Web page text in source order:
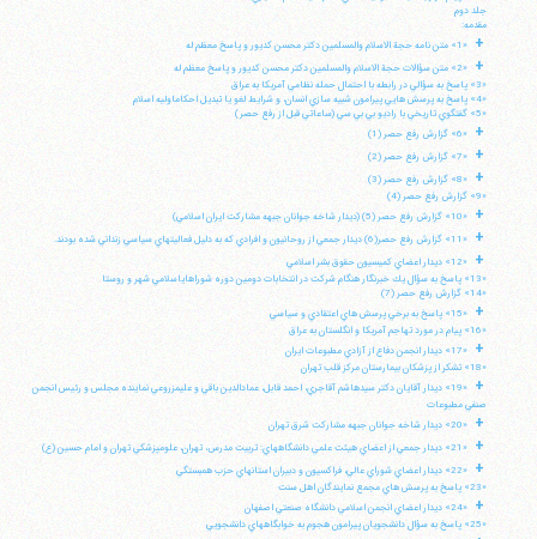
جلد دوم
مقدمه:
+ «1» متن نامه حجة الاسلام والمسلمين دكتر محسن كديور و پاسخ معظم له
+
«2» متن سؤالات حجة الاسلام والمسلمين دكتر محسن كديور و پاسخ معظم له
«3» پاسخ به سؤالي در رابطه با احتمال حمله نظامي آمريكا به عراق
«4» پاسخ به پرسش هايي پيرامون شبيه سازي انسان، و شرايط لغو يا تبديل احكاماوليه اسلام
«5» گفتگوي تاريخي با راديو بي بي سي (ساعاتي قبل از رفع حصر)
+ «6» گزارش رفع حصر (1)
+ «7» گزارش رفع حصر (2)
+
«8» گزارش رفع حصر (3)
«9» گزارش رفع حصر (4)
+ «10» گزارش رفع حصر (5) (ديدار شاخه جوانان جبهه مشاركت ايران اسلامي)
+ «11» گزارش رفع حصر(6) ديدار جمعي از روحانيون و افرادي كه به دليل فعاليتهاي سياسي زنداني شده بودند.
+
«12» ديدار اعضاي كميسيون حقوق بشر اسلامي
«13» پاسخ به سؤال يك خبرنگار هنگام شركت در انتخابات دومين دوره شوراهاياسلامي شهر و روستا
«14» گزارش رفع حصر (7)
+
«15» پاسخ به برخي پرسش هاي اعتقادي و سياسي
«16» پيام در مورد تهاجم آمريكا و انگلستان به عراق
+
«17» ديدار انجمن دفاع از آزادي مطبوعات ايران
«18» تشكر از پزشكان بيمارستان مركز قلب تهران
+
«19» ديدار آقايان دكتر سيدهاشم آقاجري، احمد قابل، عمادالدين باقي و عليمزروعي نماينده مجلس و رئيس انجمن
صنفي مطبوعات
+ «20» ديدار شاخه جوانان جبهه مشاركت شرق تهران
+ «21» ديدار جمعي از اعضاي هيئت علمي دانشگاههاي: تربيت مدرس، تهران، علومپزشكي تهران و امام حسين (ع)
+
«22» ديدار اعضاي شوراي عالي، فراكسيون و دبيران استانهاي حزب همبستگي
«23» پاسخ به پرسش هاي مجمع نمايندگان اهل سنت
+
«24» ديدار اعضاي انجمن اسلامي دانشگاه صنعتي اصفهان
«25» پاسخ به سؤال دانشجويان پيرامون هجوم به خوابگاههاي دانشجويي